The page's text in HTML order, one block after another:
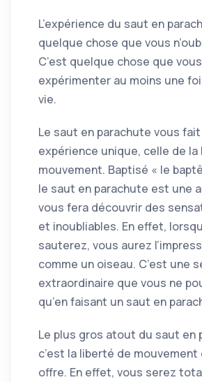
L’expérience du saut en
quelque chose que vous
C’est quelque chose que
expérimenter au moins une
vie.
Le saut en parachute vous
expérience unique, celle de
mouvement. Baptisé « le
le saut en parachute est une
vous fera découvrir des
et inoubliables. En effet,
sauterez, vous aurez
comme un oiseau. C’est une
extraordinaire que vous ne
qu’en faisant un saut en
Le plus gros atout du saut en
c’est la liberté de mouvement
offre. En effet, vous serez